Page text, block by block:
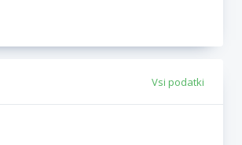
Vsi podatki